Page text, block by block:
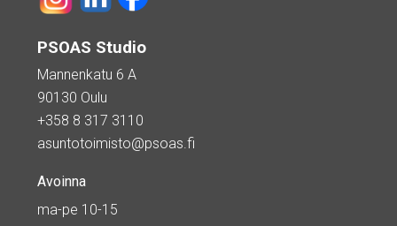
PSOAS Studio
Mannenkatu 6 A
90130 Oulu
+358 8 317 3110
asuntotoimisto@psoas.fi
Avoinna
ma-pe 10-15